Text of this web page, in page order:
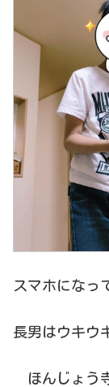
スマホになっ
長男はウキウ
ほんじょう